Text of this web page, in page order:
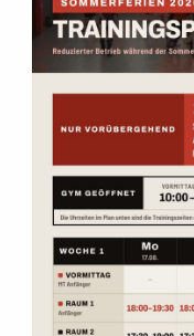
Nicht sicher ob Muay
ist? Schau einfach zu
vorbei und